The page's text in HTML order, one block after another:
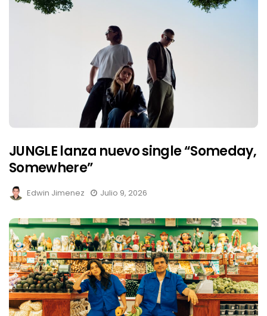
JUNGLE lanza nuevo single “Someday,
Somewhere”
Edwin Jimenez Julio 9, 2026